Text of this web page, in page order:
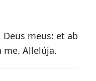
meus: et ab
Allelúja.